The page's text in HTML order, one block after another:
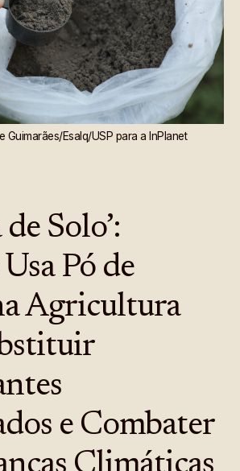
Guimarães/Esalq/USP para a InPlanet
Solo’:
Pó de
Agricultura
e Combater